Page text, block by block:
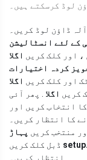
کے لئے انسٹالیشن
، اور کلک کریں اگلا
کردہ اختیارات
اور کلک کریں اگلا
کریں اگلا . پھر آئی
انتخاب کریں اور
کا انتظار کریں۔
منتخب کریں پہاڑ
انتظار کریں۔